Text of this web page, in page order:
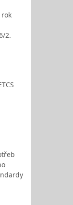
2.